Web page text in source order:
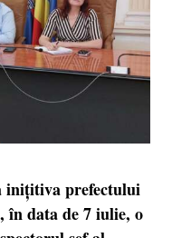
inițitiva prefectului
în data de 7 iulie, o